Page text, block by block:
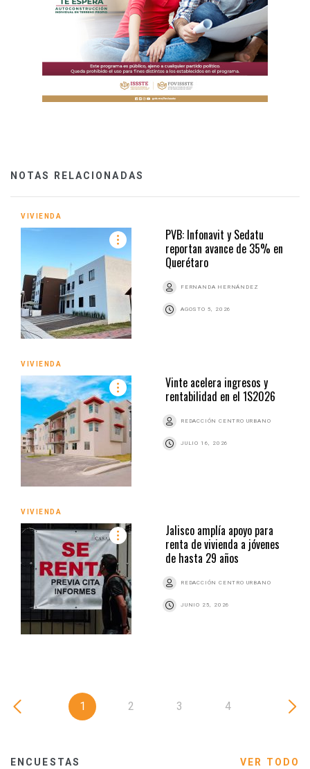
NOTAS RELACIONADAS
VIVIENDA
PVB: Infonavit y Sedatu
reportan avance de 35% en
Querétaro
FERNANDA HERNÁNDEZ
AGOSTO 5, 2026
VIVIENDA
Vinte acelera ingresos y
rentabilidad en el 1S2026
REDACCIÓN CENTRO URBANO
JULIO 16, 2026
VIVIENDA
Jalisco amplía apoyo para
renta de vivienda a jóvenes
de hasta 29 años
REDACCIÓN CENTRO URBANO
JUNIO 25, 2026
1 2 3 4
ENCUESTAS VER TODO